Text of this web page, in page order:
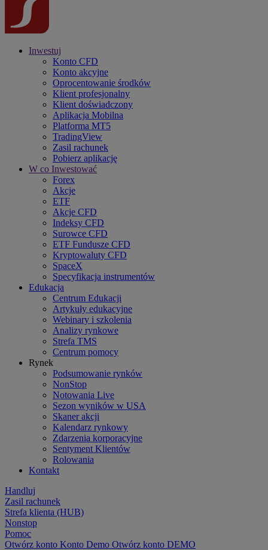
Inwestuj
Konto CFD
Konto akcyjne
Oprocentowanie środków
Klient profesjonalny
Klient doświadczony
Aplikacja Mobilna
Platforma MT5
TradingView
Zasil rachunek
Pobierz aplikację
W co Inwestować
Forex
Akcje
ETF
Akcje CFD
Indeksy CFD
Surowce CFD
ETF Fundusze CFD
Kryptowaluty CFD
SpaceX
Specyfikacja instrumentów
Edukacja
Centrum Edukacji
Artykuły edukacyjne
Webinary i szkolenia
Analizy rynkowe
Strefa TMS
Centrum pomocy
Rynek
Podsumowanie rynków
NonStop
Notowania Live
Sezon wyników w USA
Skaner akcji
Kalendarz rynkowy
Zdarzenia korporacyjne
Sentyment Klientów
Rolowania
Kontakt
Handluj
Zasil rachunek
Strefa klienta (HUB)
Nonstop
Pomoc
Otwórz konto Konto Demo Otwórz konto DEMO